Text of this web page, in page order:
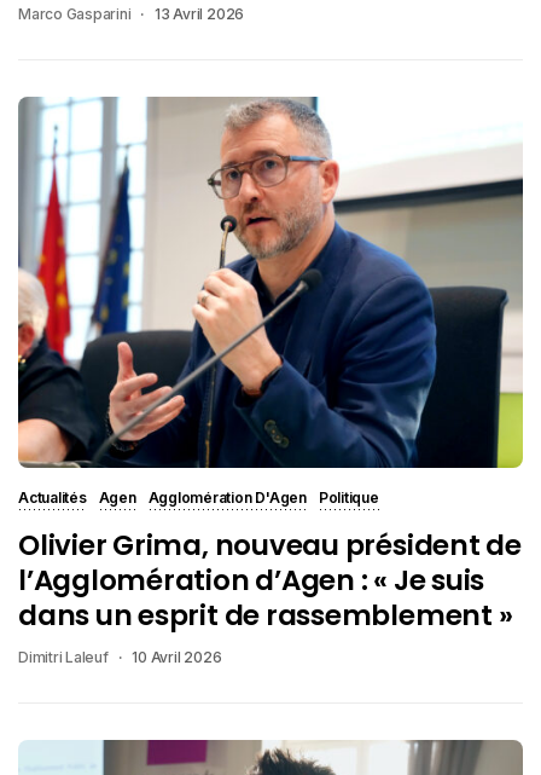
Marco Gasparini 13 Avril 2026
Actualités Agen Agglomération D'Agen Politique
Olivier Grima, nouveau président de
l’Agglomération d’Agen : « Je suis
dans un esprit de rassemblement »
Dimitri Laleuf 10 Avril 2026